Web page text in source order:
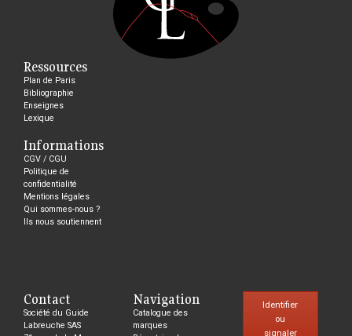
Ressources
Plan de Paris
Bibliographie
Enseignes
Lexique
Informations
CGV / CGU
Politique de
confidentialité
Mentions légales
Qui sommes-nous ?
Ils nous soutiennent
Contact
Société du Guide
Labreuche SAS
Navigation
Catalogue des
marques
Identifier
ou
signaler